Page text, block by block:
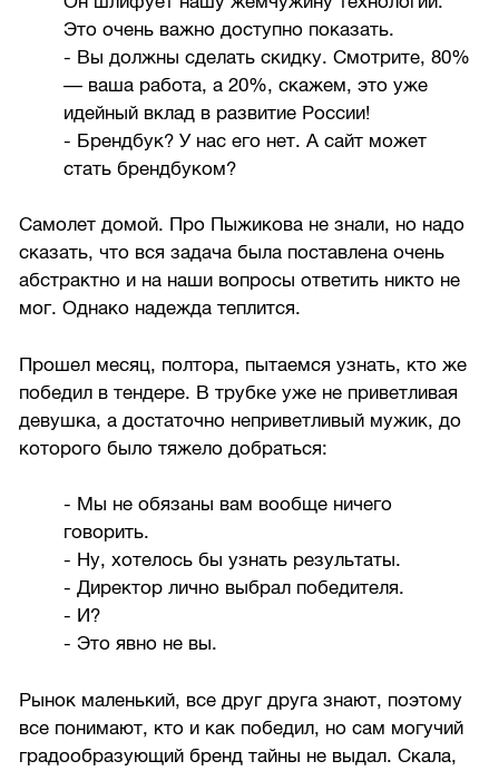
Это очень важно доступно показать.
- Вы должны сделать скидку. Смотрите, 80%
— ваша работа, а 20%, скажем, это уже
идейный вклад в развитие России!
- Брендбук? У нас его нет. А сайт может
стать брендбуком?
Самолет домой. Про Пыжикова не знали, но надо
сказать, что вся задача была поставлена очень
абстрактно и на наши вопросы ответить никто не
мог. Однако надежда теплится.
Прошел месяц, полтора, пытаемся узнать, кто же
победил в тендере. В трубке уже не приветливая
девушка, а достаточно неприветливый мужик, до
которого было тяжело добраться:
- Мы не обязаны вам вообще ничего
говорить.
- Ну, хотелось бы узнать результаты.
- Директор лично выбрал победителя.
- И?
- Это явно не вы.
Рынок маленький, все друг друга знают, поэтому
все понимают, кто и как победил, но сам могучий
градообразующий бренд тайны не выдал. Скала,